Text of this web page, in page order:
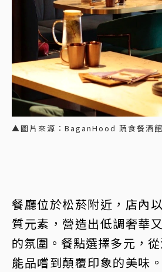
▲圖片來源：BaganHood 蔬食餐酒館
餐廳位於松菸附近，店內
質元素，營造出低調奢華
的氛圍。餐點選擇多元，
能品嚐到顛覆印象的美味